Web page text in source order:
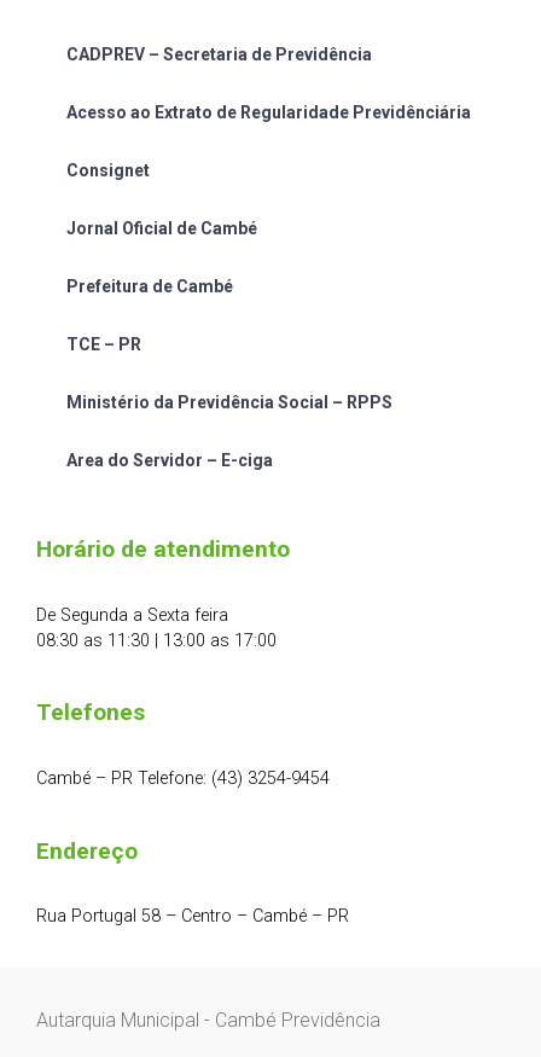
CADPREV – Secretaria de Previdência
Acesso ao Extrato de Regularidade Previdênciária
Consignet
Jornal Oficial de Cambé
Prefeitura de Cambé
TCE – PR
Ministério da Previdência Social – RPPS
Area do Servidor – E-ciga
Horário de atendimento
De Segunda a Sexta feira
08:30 as 11:30 | 13:00 as 17:00
Telefones
Cambé – PR Telefone: (43) 3254-9454
Endereço
Rua Portugal 58 – Centro – Cambé – PR
Autarquia Municipal - Cambé Previdência